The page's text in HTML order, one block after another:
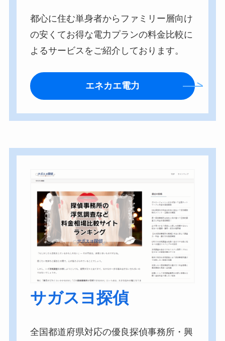
都心に住む単身者からファミリー層向け
の安くてお得な電力プランの料金比較に
よるサービスをご紹介しております。
エネカエ電力
サガスヨ探偵
全国都道府県対応の優良探偵事務所・興